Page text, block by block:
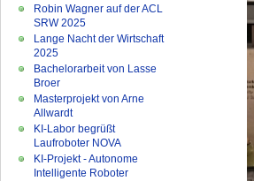
Robin Wagner auf der ACL
SRW 2025
Lange Nacht der Wirtschaft
2025
Bachelorarbeit von Lasse
Broer
Masterprojekt von Arne
Allwardt
KI-Labor begrüßt
Laufroboter NOVA
KI-Projekt - Autonome
Intelligente Roboter